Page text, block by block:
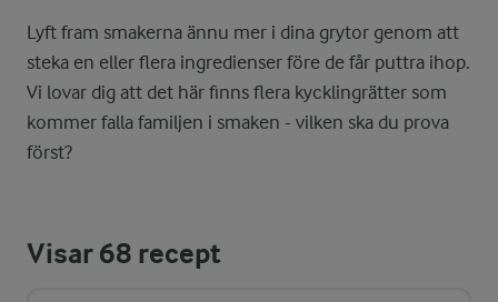
Lyft fram smakerna ännu mer i dina grytor genom att
steka en eller flera ingredienser före de får puttra ihop.
Vi lovar dig att det här finns flera kycklingrätter som
kommer falla familjen i smaken - vilken ska du prova
först?
Visar68 recept